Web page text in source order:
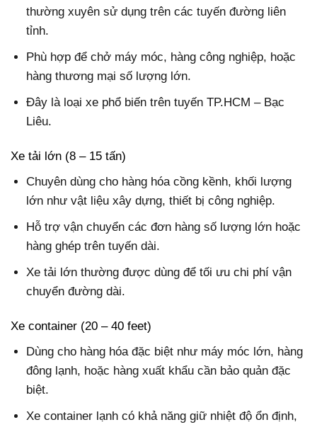
thường xuyên sử dụng trên các tuyến đường liên
tỉnh.
Phù hợp để chở máy móc, hàng công nghiệp, hoặc
hàng thương mại số lượng lớn.
Đây là loại xe phổ biến trên tuyến TP.HCM – Bạc
Liêu.
Xe tải lớn (8 – 15 tấn)
Chuyên dùng cho hàng hóa cồng kềnh, khối lượng
lớn như vật liệu xây dựng, thiết bị công nghiệp.
Hỗ trợ vận chuyển các đơn hàng số lượng lớn hoặc
hàng ghép trên tuyến dài.
Xe tải lớn thường được dùng để tối ưu chi phí vận
chuyển đường dài.
Xe container (20 – 40 feet)
Dùng cho hàng hóa đặc biệt như máy móc lớn, hàng
đông lạnh, hoặc hàng xuất khẩu cần bảo quản đặc
biệt.
Xe container lạnh có khả năng giữ nhiệt độ ổn định,